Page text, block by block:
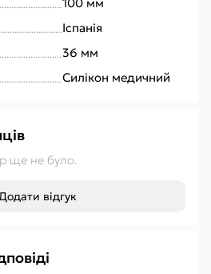
Іспанія
36 мм
Силікон медичний
ще не було.
відгук